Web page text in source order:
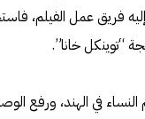
فريق عمل الفيلم،
“توينكل خانا”.
في الهند، ورفع